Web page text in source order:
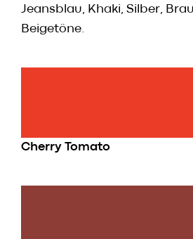
Jeansblau, Khaki, Silber,
Beigetöne.
Cherry Tomato